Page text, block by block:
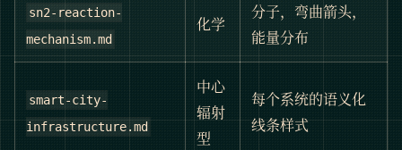
sn2-reaction-
mechanism.md
化学
分子，弯曲箭头，
能量分布
smart-city-
infrastructure.md
中心
辐射
型
每个系统的语义化
线条样式